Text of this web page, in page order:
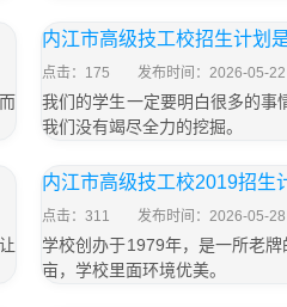
内江市高级技工校招生计划
点击：175 发布时间：2026-05-22
我们的学生一定要明白很多的事
我们没有竭尽全力的挖掘。
内江市高级技工校2019招生
点击：311 发布时间：2026-05-28
学校创办于1979年，是一所老
亩，学校里面环境优美。